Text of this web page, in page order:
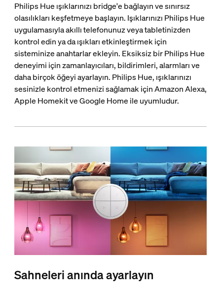
Philips Hue ışıklarınızı bridge'e bağlayın ve sınırsız
olasılıkları keşfetmeye başlayın. Işıklarınızı Philips Hue
uygulamasıyla akıllı telefonunuz veya tabletinizden
kontrol edin ya da ışıkları etkinleştirmek için
sisteminize anahtarlar ekleyin. Eksiksiz bir Philips Hue
deneyimi için zamanlayıcıları, bildirimleri, alarmları ve
daha birçok öğeyi ayarlayın. Philips Hue, ışıklarınızı
sesinizle kontrol etmenizi sağlamak için Amazon Alexa,
Apple Homekit ve Google Home ile uyumludur.
Sahneleri anında ayarlayın